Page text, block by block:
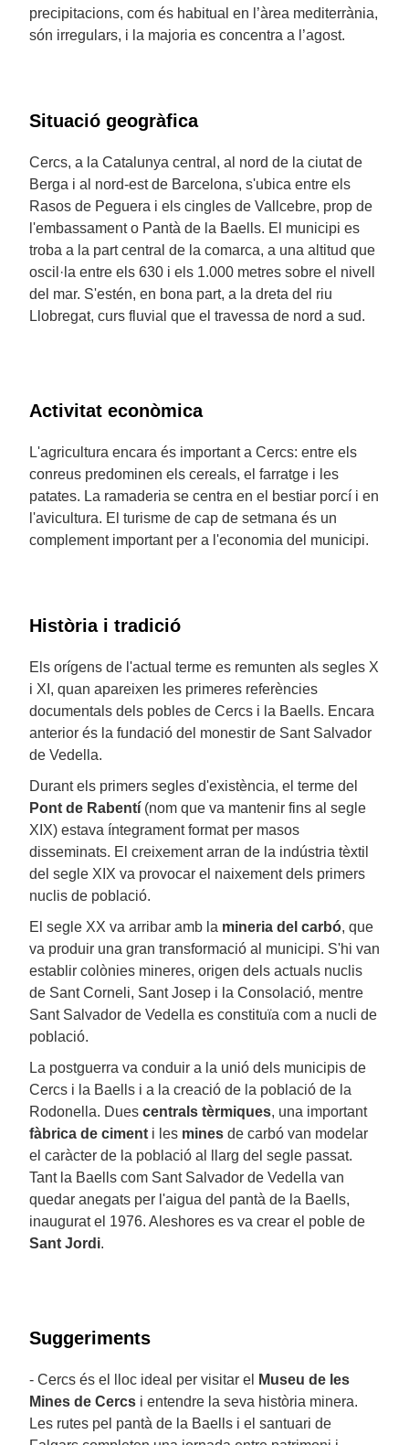
precipitacions, com és habitual en l’àrea mediterrània,
són irregulars, i la majoria es concentra a l’agost.
Situació geogràfica
Cercs, a la Catalunya central, al nord de la ciutat de
Berga i al nord-est de Barcelona, s'ubica entre els
Rasos de Peguera i els cingles de Vallcebre, prop de
l'embassament o Pantà de la Baells. El municipi es
troba a la part central de la comarca, a una altitud que
oscil·la entre els 630 i els 1.000 metres sobre el nivell
del mar. S'estén, en bona part, a la dreta del riu
Llobregat, curs fluvial que el travessa de nord a sud.
Activitat econòmica
L'agricultura encara és important a Cercs: entre els
conreus predominen els cereals, el farratge i les
patates. La ramaderia se centra en el bestiar porcí i en
l'avicultura. El turisme de cap de setmana és un
complement important per a l'economia del municipi.
Història i tradició
Els orígens de l'actual terme es remunten als segles X
i XI, quan apareixen les primeres referències
documentals dels pobles de Cercs i la Baells. Encara
anterior és la fundació del monestir de Sant Salvador
de Vedella.
Durant els primers segles d'existència, el terme del
Pont de Rabentí (nom que va mantenir fins al segle
XIX) estava íntegrament format per masos
disseminats. El creixement arran de la indústria tèxtil
del segle XIX va provocar el naixement dels primers
nuclis de població.
El segle XX va arribar amb la mineria del carbó, que
va produir una gran transformació al municipi. S'hi van
establir colònies mineres, origen dels actuals nuclis
de Sant Corneli, Sant Josep i la Consolació, mentre
Sant Salvador de Vedella es constituïa com a nucli de
població.
La postguerra va conduir a la unió dels municipis de
Cercs i la Baells i a la creació de la població de la
Rodonella. Dues centrals tèrmiques, una important
fàbrica de ciment i les mines de carbó van modelar
el caràcter de la població al llarg del segle passat.
Tant la Baells com Sant Salvador de Vedella van
quedar anegats per l'aigua del pantà de la Baells,
inaugurat el 1976. Aleshores es va crear el poble de
Sant Jordi.
Suggeriments
- Cercs és el lloc ideal per visitar el
Museu de les
Mines de Cercs i entendre la seva història minera.
Les rutes pel pantà de la Baells i el santuari de